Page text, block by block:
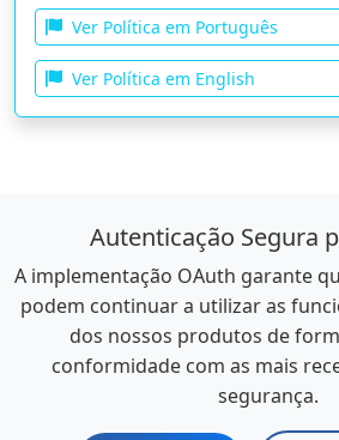
Ver Política em Português
Ver Política em English
Autenticação Segura
A implementação OAuth garante
podem continuar a utilizar as
dos nossos produtos de
conformidade com as mais
segurança.